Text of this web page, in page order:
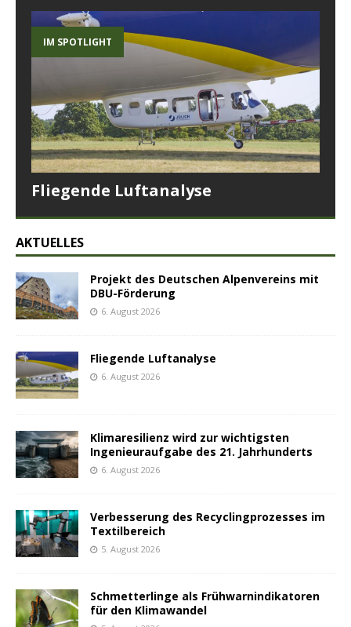
IM SPOTLIGHT
Fliegende Luftanalyse
AKTUELLES
Projekt des Deutschen Alpenvereins mit
DBU-Förderung
6. August 2026
Fliegende Luftanalyse
6. August 2026
Klimaresilienz wird zur wichtigsten
Ingenieuraufgabe des 21. Jahrhunderts
6. August 2026
Verbesserung des Recyclingprozesses im
Textilbereich
5. August 2026
Schmetterlinge als Frühwarnindikatoren
für den Klimawandel